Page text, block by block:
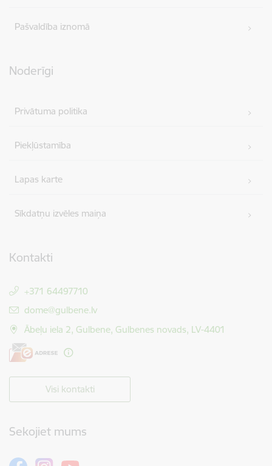
Pašvaldība iznomā
Noderīgi
Privātuma politika
Piekļūstamība
Lapas karte
Sīkdatņu izvēles maiņa
Kontakti
+371 64497710
E-pasts:
dome@gulbene.lv
Ābeļu iela 2, Gulbene, Gulbenes novads, LV-4401
Visi kontakti
Sekojiet mums